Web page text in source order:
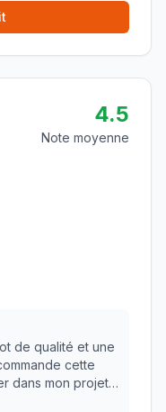
4.5
Note moyenne
de qualité et une
cette
dans mon projet